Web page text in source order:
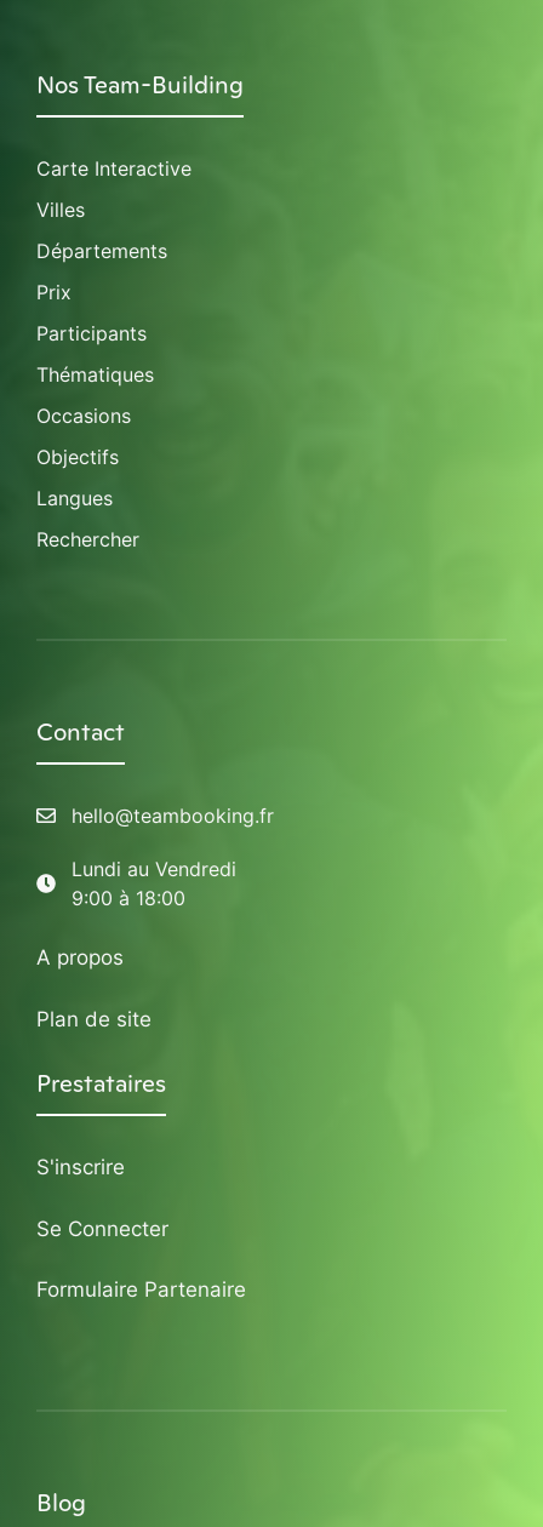
Nos Team-Building
Carte Interactive
Villes
Départements
Prix
Participants
Thématiques
Occasions
Objectifs
Langues
Rechercher
Contact
hello@teambooking.fr
Lundi au Vendredi
9:00 à 18:00
A propos
Plan de site
Prestataires
S'inscrire
Se Connecter
Formulaire Partenaire
Blog